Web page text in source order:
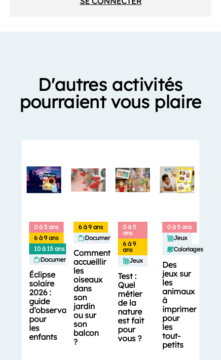
D'autres activités
pourraient vous plaire
0 à 5 ans
6 à 9 ans
10 à 15 ans
Documentaires
Éclipse
solaire
2026 :
guide
d’observation
pour
les
enfants
6 à 9 ans
Documentaires
Comment
accueillir
les
oiseaux
dans
son
jardin
ou sur
son
balcon
?
0 à 5
ans
6 à 9
ans
Jeux
Test :
Quel
métier
de la
nature
est fait
pour
vous ?
0 à 5 ans
Jeux
Coloriages
Des
jeux sur
les
animaux
à
imprimer
pour
les
tout-
petits